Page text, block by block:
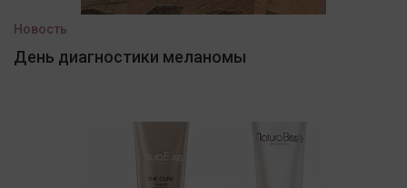
Новость
День диагностики меланомы